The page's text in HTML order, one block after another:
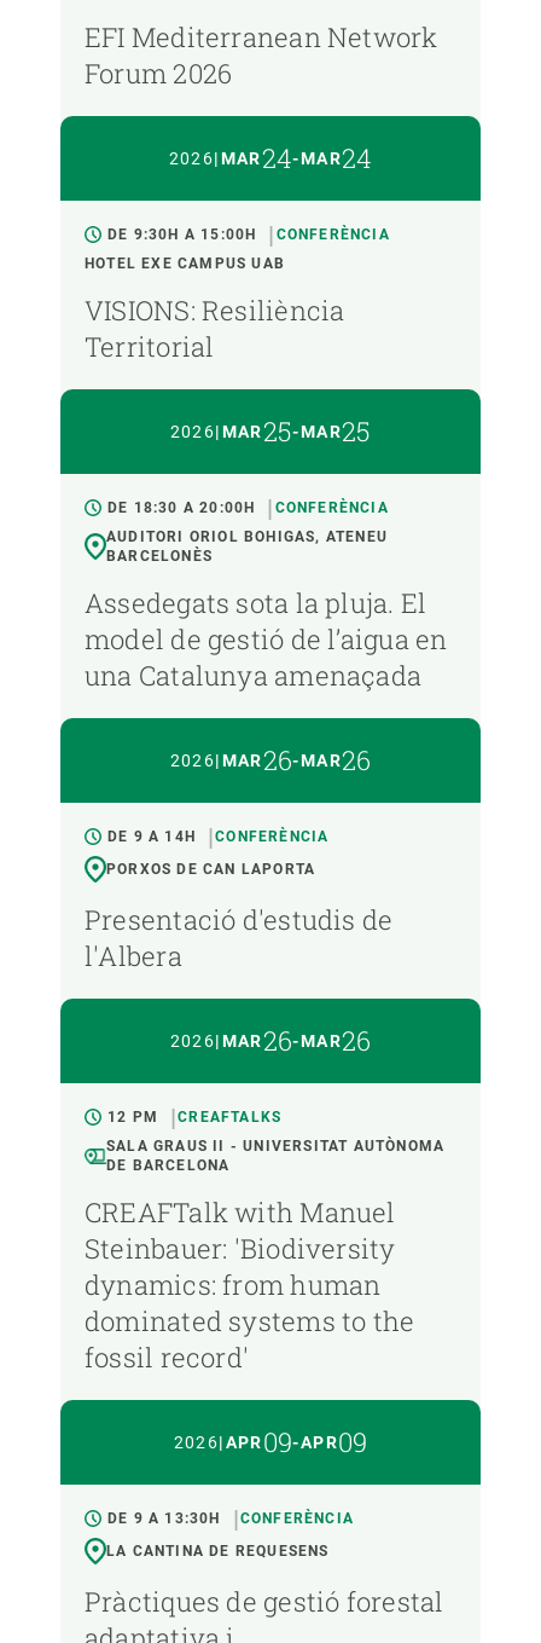
EFI Mediterranean Network
Forum 2026
2026|MAR24-MAR24
DE 9:30H A 15:00H
CONFERÈNCIA
HOTEL EXE CAMPUS UAB
VISIONS: Resiliència
Territorial
2026|MAR25-MAR25
DE 18:30 A 20:00H
CONFERÈNCIA
AUDITORI ORIOL BOHIGAS, ATENEU
BARCELONÈS
Assedegats sota la pluja. El
model de gestió de l’aigua en
una Catalunya amenaçada
2026|MAR26-MAR26
DE 9 A 14H
CONFERÈNCIA
PORXOS DE CAN LAPORTA
Presentació d'estudis de
l'Albera
2026|MAR26-MAR26
12 PM
CREAFTALKS
SALA GRAUS II - UNIVERSITAT AUTÒNOMA
DE BARCELONA
CREAFTalk with Manuel
Steinbauer: 'Biodiversity
dynamics: from human
dominated systems to the
fossil record'
2026|APR09-APR09
DE 9 A 13:30H
CONFERÈNCIA
LA CANTINA DE REQUESENS
Pràctiques de gestió forestal